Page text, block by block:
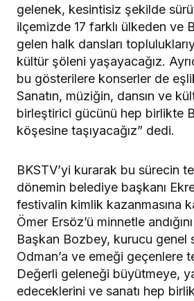
gelenek, kesintisiz şekilde
ilçemizde 17 farklı ülkeden ve
gelen halk dansları
kültür şöleni yaşayacağız.
bu gösterilere konserler de
Sanatın, müziğin, dansın ve
birleştirici gücünü hep birlikte
köşesine taşıyacağız” dedi.
BKSTV’yi kurarak bu sürecin
dönemin belediye başkanı
festivalin kimlik kazanmasına
Ömer Ersöz’ü minnetle
Başkan Bozbey, kurucu genel
Odman’a ve emeği geçenlere
Değerli geleneği büyütmeye,
edeceklerini ve sanatı hep